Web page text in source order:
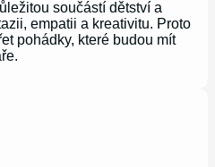
součástí dětství a
empatii a kreativitu. Proto
pohádky, které budou mít